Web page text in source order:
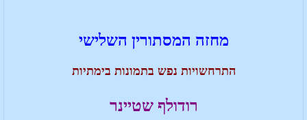
מחזה המסתורין השלישי
התרחשויות נפש בתמונות בימתיות
רודולף שטיינר